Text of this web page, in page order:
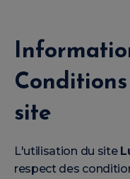
site
L'utilisation du site
respect des